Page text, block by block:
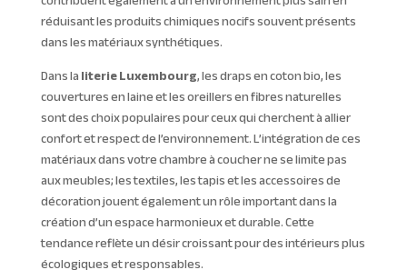
réduisant les produits chimiques nocifs souvent présents
dans les matériaux synthétiques.
Dans laliterie Luxembourg, les draps en coton bio, les
couvertures en laine et les oreillers en fibres naturelles
sont des choix populaires pour ceux qui cherchent à allier
confort et respect de l’environnement. L’intégration de ces
matériaux dans votre chambre à coucher ne se limite pas
aux meubles; les textiles, les tapis et les accessoires de
décoration jouent également un rôle important dans la
création d’un espace harmonieux et durable. Cette
tendance reflète un désir croissant pour des intérieurs plus
écologiques et responsables.